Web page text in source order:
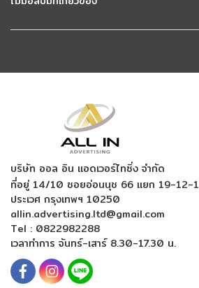
บริษัท ออล อิน แอดเวอร์ไทซิ่ง จำกัด
ที่อยู่ 14/10 ซอยอ่อนนุช 66 แยก 19-12-1
ประเวศ กรุงเทพฯ 10250
allin.advertising.ltd@gmail.com
Tel : 0822982288
เวลาทำการ จันทร์-เสาร์ 8.30-17.30 น.